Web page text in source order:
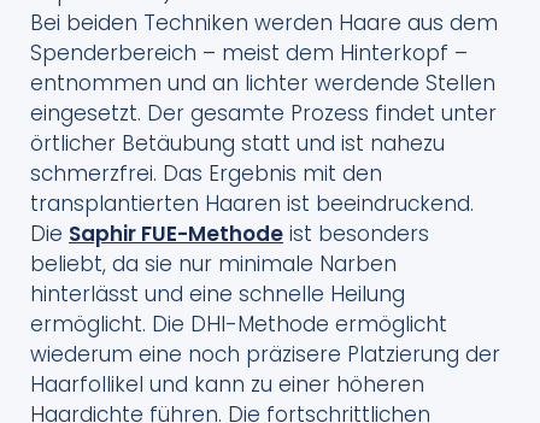
Bei beiden Techniken werden Haare aus dem
Spenderbereich – meist dem Hinterkopf –
entnommen und an lichter werdende Stellen
eingesetzt. Der gesamte Prozess findet unter
örtlicher Betäubung statt und ist nahezu
schmerzfrei. Das Ergebnis mit den
transplantierten Haaren ist beeindruckend.
Die Saphir FUE-Methode ist besonders
beliebt, da sie nur minimale Narben
hinterlässt und eine schnelle Heilung
ermöglicht. Die DHI-Methode ermöglicht
wiederum eine noch präzisere Platzierung der
Haarfollikel und kann zu einer höheren
Haardichte führen. Die fortschrittlichen